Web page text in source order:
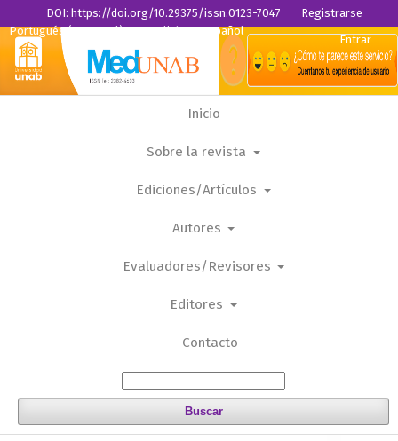
Inicio
Sobre la revista
Ediciones/Artículos
Autores
Evaluadores/Revisores
Editores
Contacto
Buscar
Portugués (Portugal) English Español
DOI: https://doi.org/10.29375/issn.0123-7047
Registrarse
Entrar